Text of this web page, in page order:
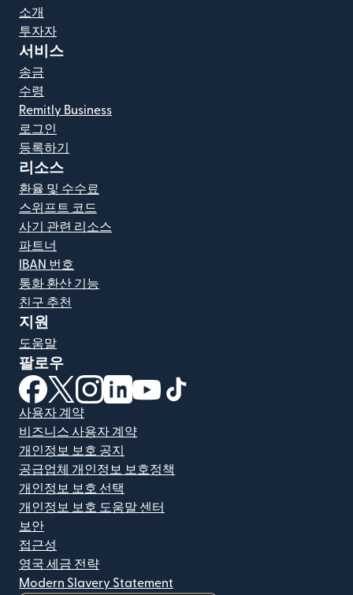
소개
투자자
서비스
송금
수령
Remitly Business
로그인
등록하기
리소스
환율 및 수수료
스위프트 코드
사기 관련 리소스
파트너
IBAN 번호
통화 환산 기능
친구 추천
지원
도움말
팔로우
(새 창에서 열림)
(새 창에서 열림)
(새 창에서 열림)
(새 창에서 열림)
(새 창에서 열림)
사용자 계약
비즈니스 사용자 계약
개인정보 보호 공지
공급업체 개인정보 보호정책
개인정보 보호 선택
개인정보 보호 도움말 센터
보안
접근성
영국 세금 전략
Modern Slavery Statement